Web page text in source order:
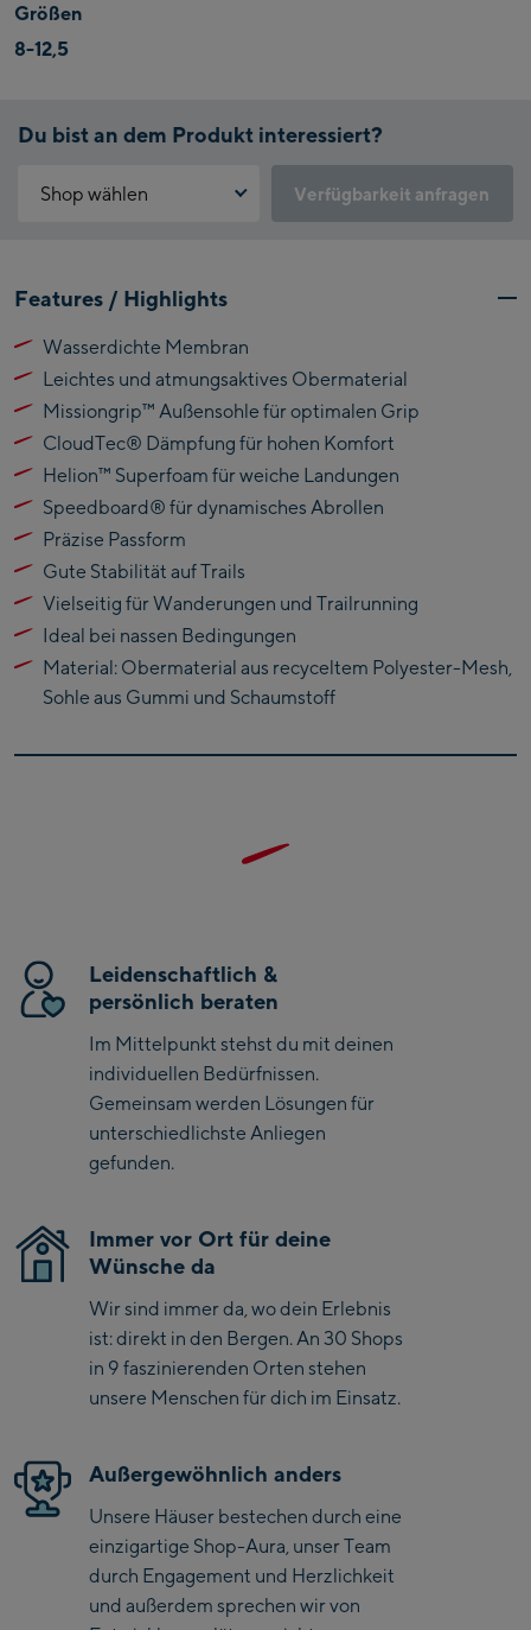
Größen
8-12,5
Du bist an dem Produkt interessiert?
Shop wählen
Flagshipstore Kaprun
Maiskogelbahn
Talstation / Valley
station
Kitzsteinhorn
Alpincenter
(Bergstation / Top
station)
Bikeworld Kaprun
Kaprun Outlet
Bike-Servicecenter
Kaprun
Schmittenhöhebahn
station
CityXPress Talstation /
Saalfelden
Saalbach:
Saalbach Life.Style
Saalbach Zentrum
Kohlmaisbahn
Saalbach Ski-Service
Viehhofen Talstation
/Valley station
Salzburg:
Designer Outlet
Mayrhofen:
Mayrhofen Zentrum
Penkenbahn Talstation
Verfügbarkeit anfragen
Klicke hierfür einfach auf folgenden Link.
Click & Reserve zulassen
Features / Highlights
Wasserdichte Membran
Leichtes und atmungsaktives Obermaterial
Missiongrip™ Außensohle für optimalen Grip
CloudTec® Dämpfung für hohen Komfort
Helion™ Superfoam für weiche Landungen
Speedboard® für dynamisches Abrollen
Präzise Passform
Gute Stabilität auf Trails
Vielseitig für Wanderungen und Trailrunning
Ideal bei nassen Bedingungen
Material: Obermaterial aus recyceltem Polyester-Mesh,
Sohle aus Gummi und Schaumstoff
Leidenschaftlich &
persönlich beraten
Im Mittelpunkt stehst du mit deinen
individuellen Bedürfnissen.
Gemeinsam werden Lösungen für
unterschiedlichste Anliegen
gefunden.
Immer vor Ort für deine
Wünsche da
Wir sind immer da, wo dein Erlebnis
ist: direkt in den Bergen. An 30 Shops
in 9 faszinierenden Orten stehen
unsere Menschen für dich im Einsatz.
Außergewöhnlich anders
Unsere Häuser bestechen durch eine
einzigartige Shop-Aura, unser Team
durch Engagement und Herzlichkeit
und außerdem sprechen wir von